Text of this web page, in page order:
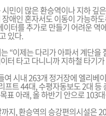
민이 많은 환승역이나 지하 깊
애인 혼자서도 이동이 가능하
터를 추가로 만들기 어려운 역
있다.
“이제는 다리가 아파서 계단을
터 타고 다니니까 지하철 타기
시내 263개 정거장에 엘리베
트 44대, 수평자동보도 2대 등
표 아래, 올 하반기 안으로 103
지, 환승역의 승강편의시설은